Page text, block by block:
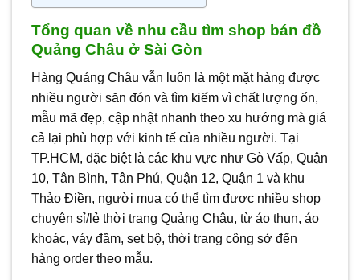
Tổng quan về nhu cầu tìm shop bán đồ
Quảng Châu ở Sài Gòn
Hàng Quảng Châu vẫn luôn là một mặt hàng được
nhiều người săn đón và tìm kiếm vì chất lượng ổn,
mẫu mã đẹp, cập nhật nhanh theo xu hướng mà giá
cả lại phù hợp với kinh tế của nhiều người. Tại
TP.HCM, đặc biệt là các khu vực như Gò Vấp, Quận
10, Tân Bình, Tân Phú, Quận 12, Quận 1 và khu
Thảo Điền, người mua có thể tìm được nhiều shop
chuyên sỉ/lẻ thời trang Quảng Châu, từ áo thun, áo
khoác, váy đầm, set bộ, thời trang công sở đến
hàng order theo mẫu.